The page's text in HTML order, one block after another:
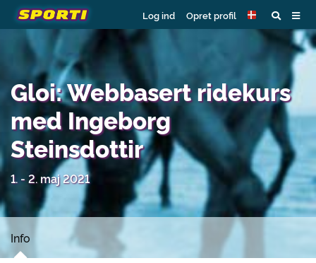
Log ind Opret profil
Gloi: Webbasert ridekurs
med Ingeborg
Steinsdottir
1. - 2. maj 2021
Info